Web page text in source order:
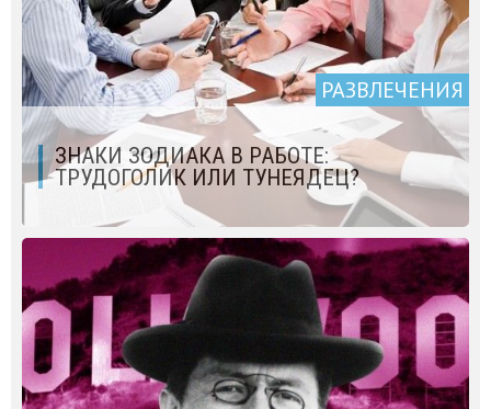
РАЗВЛЕЧЕНИЯ
ЗНАКИ ЗОДИАКА В РАБОТЕ:
ТРУДОГОЛИК ИЛИ ТУНЕЯДЕЦ?